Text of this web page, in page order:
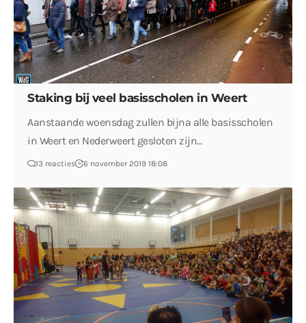
Staking bij veel basisscholen in Weert
Aanstaande woensdag zullen bijna alle basisscholen
in Weert en Nederweert gesloten zijn…
13 reacties 6 november 2019 18:08